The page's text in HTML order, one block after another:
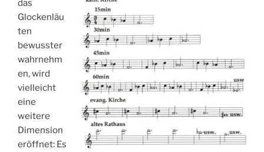
das
Glockenläu
ten
bewusster
wahrnehm
en, wird
vielleicht
eine
weitere
Dimension
eröffnet: Es